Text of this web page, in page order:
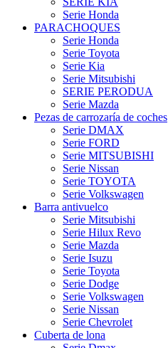
Serie Honda
PARACHOQUES
Serie Honda
Serie Toyota
Serie Kia
Serie Mitsubishi
SERIE PERODUA
Serie Mazda
Pezas de carrozaría de coches
Serie DMAX
Serie FORD
Serie MITSUBISHI
Serie Nissan
Serie TOYOTA
Serie Volkswagen
Barra antivuelco
Serie Mitsubishi
Serie Hilux Revo
Serie Mazda
Serie Isuzu
Serie Toyota
Serie Dodge
Serie Volkswagen
Serie Nissan
Serie Chevrolet
Cuberta de lona